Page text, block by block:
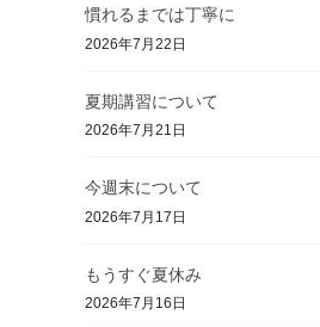
慣れるまでは丁寧に
2026年7月22日
夏期講習について
2026年7月21日
今週末について
2026年7月17日
もうすぐ夏休み
2026年7月16日